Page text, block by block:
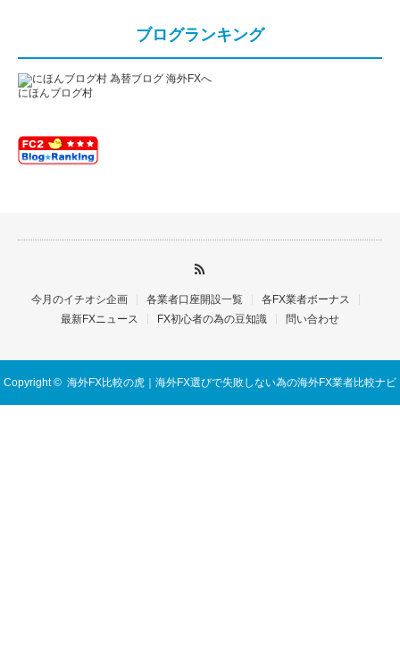
ブログランキング
にほんブログ村
今月のイチオシ企画 各業者口座開設一覧
各FX業者ボーナス
最新FXニュース
FX初心者の為の豆知識 問い合わせ
Copyright © 海外FX比較の虎｜海外FX選びで失敗しない為の海外FX業者比較ナビ